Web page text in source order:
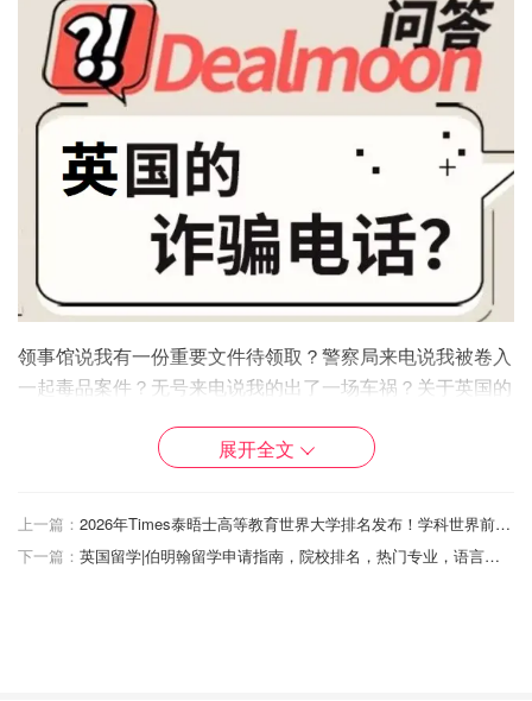
领事馆说我有一份重要文件待领取？警察局来电说我被卷入
一起毒品案件？无号来电说我的出了一场车祸？关于英国的
你接到过诈骗电话吗？电话里对方是怎样的声音、如何
你是否遇到过可疑的voice mail，留下号码要求你立刻
回电？
展开全文
上一篇：
2026年Times泰晤士高等教育世界大学排名发布！学科世界前十榜单汇总！
下一篇：
英国留学|伯明翰留学申请指南，院校排名，热门专业，语言要求大盘点，带你玩转最难申请季~